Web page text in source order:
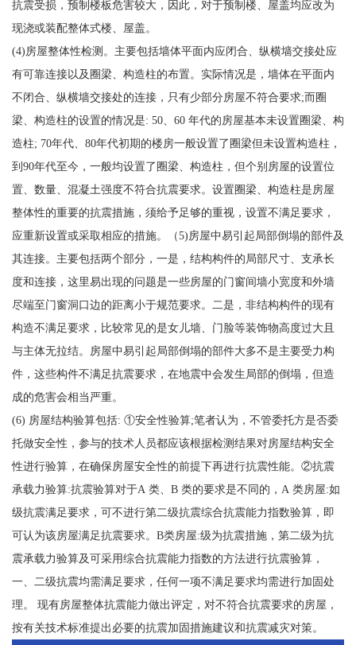
抗震受损，预制楼板危害较大，因此，对于预制楼、屋盖均应改为
现浇或装配整体式楼、屋盖。
(4)房屋整体性检测。主要包括墙体平面内应闭合、纵横墙交接处应
有可靠连接以及圈梁、构造柱的布置。实际情况是，墙体在平面内
不闭合、纵横墙交接处的连接，只有少部分房屋不符合要求;而圈
梁、构造柱的设置的情况是: 50、60 年代的房屋基本未设置圈梁、构
造柱; 70年代、80年代初期的楼房一般设置了圈梁但未设置构造柱，
到90年代至今，一般均设置了圈梁、构造柱，但个别房屋的设置位
置、数量、混凝土强度不符合抗震要求。设置圈梁、构造柱是房屋
整体性的重要的抗震措施，须给予足够的重视，设置不满足要求，
应重新设置或采取相应的措施。（5)房屋中易引起局部倒塌的部件及
其连接。主要包括两个部分，一是，结构构件的局部尺寸、支承长
度和连接，这里易出现的问题是一些房屋的门窗间墙小宽度和外墙
尽端至门窗洞口边的距离小于规范要求。二是，非结构构件的现有
构造不满足要求，比较常见的是女儿墙、门脸等装饰物高度过大且
与主体无拉结。房屋中易引起局部倒塌的部件大多不是主要受力构
件，这些构件不满足抗震要求，在地震中会发生局部的倒塌，但造
成的危害会相当严重。
(6) 房屋结构验算包括: ①安全性验算;笔者认为，不管委托方是否委
托做安全性，参与的技术人员都应该根据检测结果对房屋结构安全
性进行验算，在确保房屋安全性的前提下再进行抗震性能。②抗震
承载力验算:抗震验算对于A 类、B 类的要求是不同的，A 类房屋:如
级抗震满足要求，可不进行第二级抗震综合抗震能力指数验算，即
可认为该房屋满足抗震要求。B类房屋:级为抗震措施，第二级为抗
震承载力验算及可采用综合抗震能力指数的方法进行抗震验算，
一、二级抗震均需满足要求，任何一项不满足要求均需进行加固处
理。 现有房屋整体抗震能力做出评定，对不符合抗震要求的房屋，
按有关技术标准提出必要的抗震加固措施建议和抗震减灾对策。